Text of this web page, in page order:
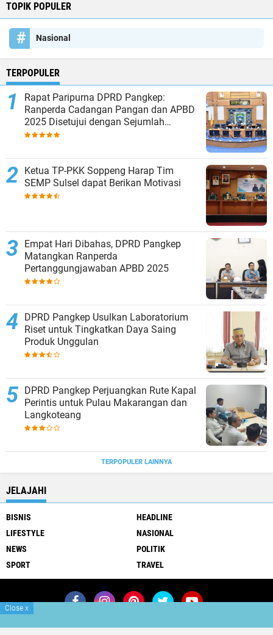
TOPIK POPULER
Nasional
TERPOPULER
Rapat Paripurna DPRD Pangkep:
Ranperda Cadangan Pangan dan APBD
2025 Disetujui dengan Sejumlah
Catatan
Ketua TP-PKK Soppeng Harap Tim
SEMP Sulsel dapat Berikan Motivasi
Empat Hari Dibahas, DPRD Pangkep
Matangkan Ranperda
Pertanggungjawaban APBD 2025
DPRD Pangkep Usulkan Laboratorium
Riset untuk Tingkatkan Daya Saing
Produk Unggulan
DPRD Pangkep Perjuangkan Rute Kapal
Perintis untuk Pulau Makarangan dan
Langkoteang
TERPOPULER LAINNYA
JELAJAHI
BISNIS
HEADLINE
LIFESTYLE
NASIONAL
NEWS
POLITIK
SPORT
TRAVEL
Join Now Redaksi Info Iklan
Close x